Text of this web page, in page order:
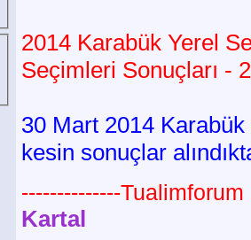
2014 Karabük Yerel
Seçimleri Sonuçları -
30 Mart 2014
kesin sonuçlar
--------------
Kartal